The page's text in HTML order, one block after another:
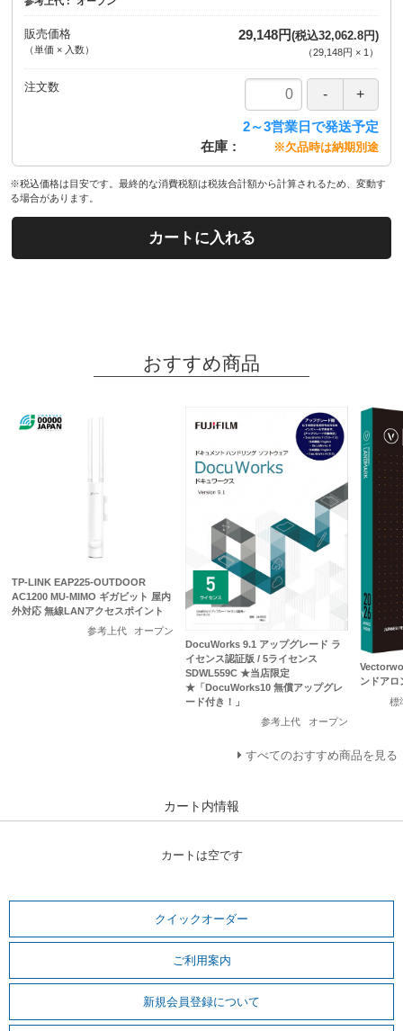
販売価格
（単価 × 入数）
29,148円(税込32,062.8円)
（29,148円 × 1 ）
注文数
在庫
2～3営業日で発送予定
※欠品時は納期別途
※税込価格は目安です。最終的な消費税額は税抜合計額から計算されるため、変動す
る場合があります。
カートに入れる
おすすめ商品
TP-LINK EAP225-OUTDOOR
AC1200 MU-MIMO ギガビット 屋内
外対応 無線LANアクセスポイント
参考上代
オープン
DocuWorks 9.1 アップグレード ラ
イセンス認証版 / 5ライセンス
SDWL559C ★当店限定
★「DocuWorks10 無償アップグレ
ード付き！」
参考上代
オープン
ンドアロ
標
すべてのおすすめ商品を見る
カート内情報
カートは空です
クイックオーダー
ご利用案内
新規会員登録について